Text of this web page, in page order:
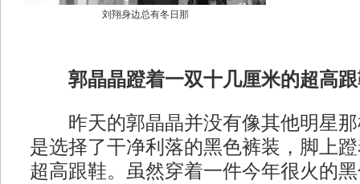
刘翔身边总有冬日那
郭晶晶蹬着一双十几厘米的超高
昨天的郭晶晶并没有像其他明星那
是选择了干净利落的黑色裤装，脚上
超高跟鞋。虽然穿着一件今年很火的